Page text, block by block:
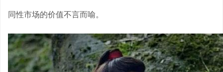
同性市场的价值不言而喻。